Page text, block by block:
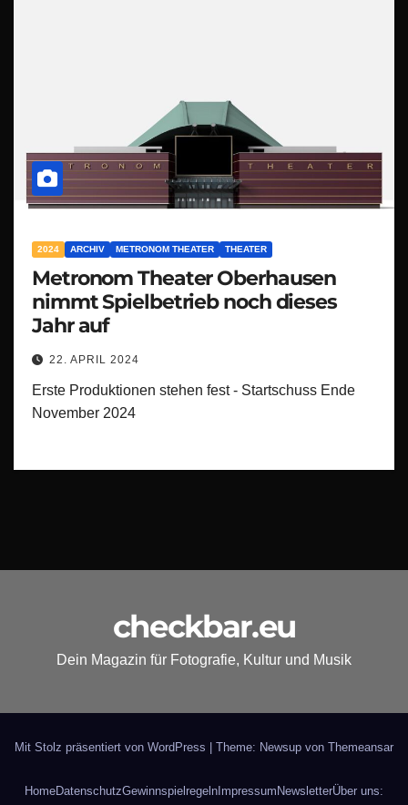
2024 ARCHIV METRONOM THEATER THEATER
Metronom Theater Oberhausen
nimmt Spielbetrieb noch dieses
Jahr auf
22. APRIL 2024
Erste Produktionen stehen fest - Startschuss Ende
November 2024
checkbar.eu
Dein Magazin für Fotografie, Kultur und Musik
Mit Stolz präsentiert von WordPress | Theme: Newsup von Themeansar
HomeDatenschutzGewinnspielregeln Impressum NewsletterÜber uns: